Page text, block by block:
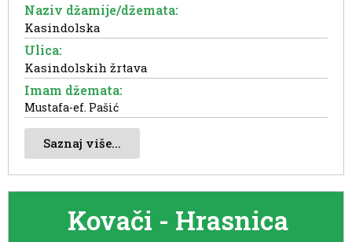
Naziv džamije/džemata:
Kasindolska
Ulica:
Kasindolskih žrtava
Imam džemata:
Mustafa-ef. Pašić
Saznaj više...
Kovači - Hrasnica